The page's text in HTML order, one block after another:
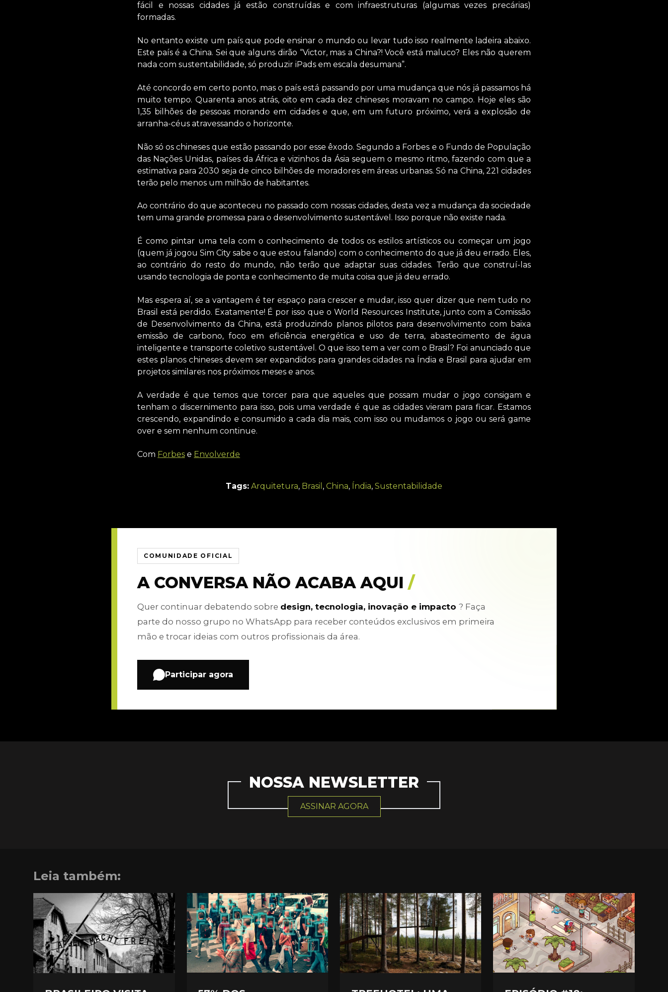
fácil e nossas cidades já estão construídas e com infraestruturas (algumas vezes precárias)
formadas.
No entanto existe um país que pode ensinar o mundo ou levar tudo isso realmente ladeira abaixo.
Este país é a China. Sei que alguns dirão “Victor, mas a China?! Você está maluco? Eles não querem
nada com sustentabilidade, só produzir iPads em escala desumana”.
Até concordo em certo ponto, mas o país está passando por uma mudança que nós já passamos há
muito tempo. Quarenta anos atrás, oito em cada dez chineses moravam no campo. Hoje eles são
1,35 bilhões de pessoas morando em cidades e que, em um futuro próximo, verá a explosão de
arranha-céus atravessando o horizonte.
Não só os chineses que estão passando por esse êxodo. Segundo a Forbes e o Fundo de População
das Nações Unidas, países da África e vizinhos da Ásia seguem o mesmo ritmo, fazendo com que a
estimativa para 2030 seja de cinco bilhões de moradores em áreas urbanas. Só na China, 221 cidades
terão pelo menos um milhão de habitantes.
Ao contrário do que aconteceu no passado com nossas cidades, desta vez a mudança da sociedade
tem uma grande promessa para o desenvolvimento sustentável. Isso porque não existe nada.
É como pintar uma tela com o conhecimento de todos os estilos artísticos ou começar um jogo
(quem já jogou Sim City sabe o que estou falando) com o conhecimento do que já deu errado. Eles,
ao contrário do resto do mundo, não terão que adaptar suas cidades. Terão que construí-las
usando tecnologia de ponta e conhecimento de muita coisa que já deu errado.
Mas espera aí, se a vantagem é ter espaço para crescer e mudar, isso quer dizer que nem tudo no
Brasil está perdido. Exatamente! É por isso que o World Resources Institute, junto com a Comissão
de Desenvolvimento da China, está produzindo planos pilotos para desenvolvimento com baixa
emissão de carbono, foco em eficiência energética e uso de terra, abastecimento de água
inteligente e transporte coletivo sustentável. O que isso tem a ver com o Brasil? Foi anunciado que
estes planos chineses devem ser expandidos para grandes cidades na Índia e Brasil para ajudar em
projetos similares nos próximos meses e anos.
A verdade é que temos que torcer para que aqueles que possam mudar o jogo consigam e
tenham o discernimento para isso, pois uma verdade é que as cidades vieram para ficar. Estamos
crescendo, expandindo e consumido a cada dia mais, com isso ou mudamos o jogo ou será game
over e sem nenhum continue.
Com Forbes e Envolverde
Tags: Arquitetura, Brasil , China, Índia, Sustentabilidade
COMUNIDADE OFICIAL
A CONVERSA NÃO ACABA AQUI /
Quer continuar debatendo sobre design, tecnologia, inovação e impacto ? Faça
parte do nosso grupo no WhatsApp para receber conteúdos exclusivos em primeira
mão e trocar ideias com outros profissionais da área.
Participar agora
NOSSA NEWSLETTER
ASSINAR AGORA
Leia também: